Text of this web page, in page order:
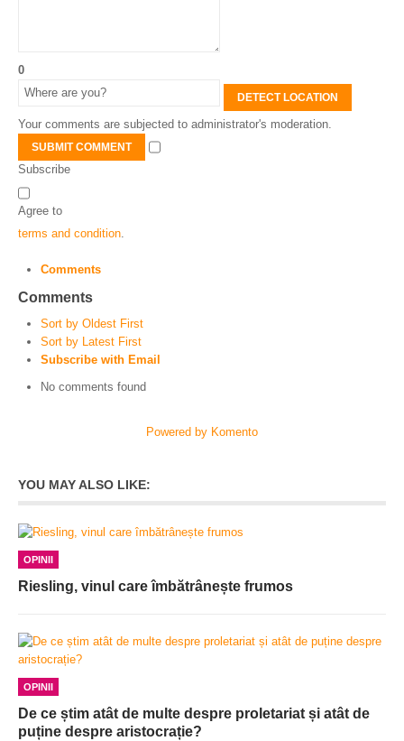
0
DETECT LOCATION
Your comments are subjected to administrator's moderation.
SUBMIT COMMENT
Subscribe
Agree to
terms and condition
Comments
Comments
Sort by Oldest First
Sort by Latest First
Subscribe with Email
No comments found
Powered by Komento
YOU MAY ALSO LIKE:
OPINII
Riesling, vinul care îmbătrânește frumos
OPINII
De ce știm atât de multe despre proletariat și atât de
puține despre aristocrație?